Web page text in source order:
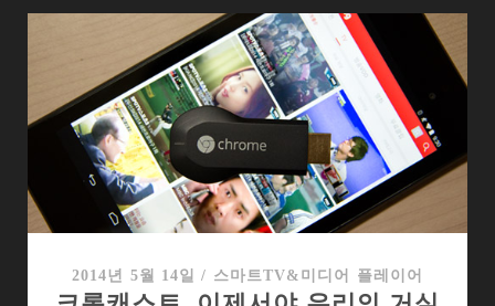
한
구
글
의
집
념
과
혼
의
안
2014년 5월 14일 / 스마트TV&미디어 플레이어